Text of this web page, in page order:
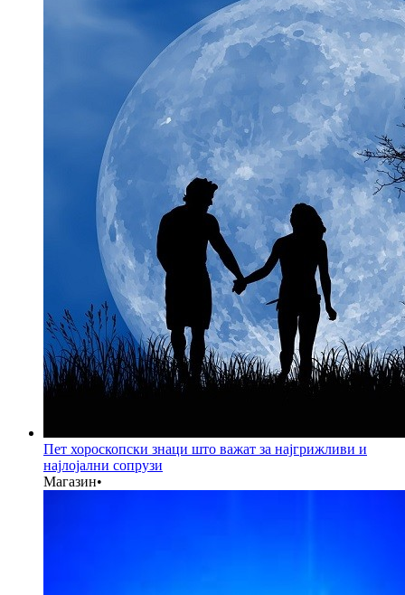
Пет хороскопски знаци што важат за најгрижливи и
најлојални сопрузи
Магазин•